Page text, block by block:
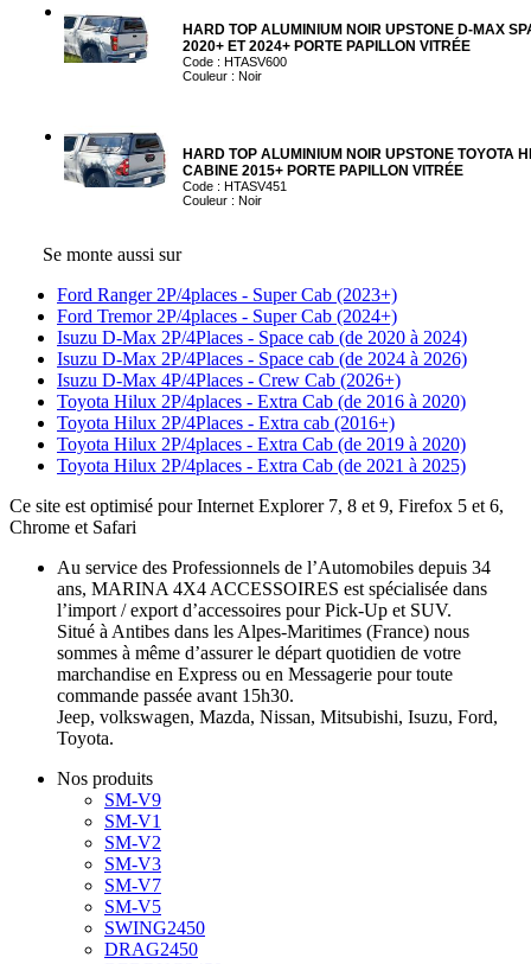
HARD TOP ALUMINIUM NOIR UPSTONE D-MAX
2020+ ET 2024+ PORTE PAPILLON VITRÉE
Code : HTASV600
Couleur : Noir
HARD TOP ALUMINIUM NOIR UPSTONE TOYOTA
CABINE 2015+ PORTE PAPILLON VITRÉE
Code : HTASV451
Couleur : Noir
Se monte aussi sur
Ford Ranger 2P/4places - Super Cab (2023+)
Ford Tremor 2P/4places - Super Cab (2024+)
Isuzu D-Max 2P/4Places - Space cab (de 2020 à 2024)
Isuzu D-Max 2P/4Places - Space cab (de 2024 à 2026)
Isuzu D-Max 4P/4Places - Crew Cab (2026+)
Toyota Hilux 2P/4places - Extra Cab (de 2016 à 2020)
Toyota Hilux 2P/4Places - Extra cab (2016+)
Toyota Hilux 2P/4places - Extra Cab (de 2019 à 2020)
Toyota Hilux 2P/4places - Extra Cab (de 2021 à 2025)
Ce site est optimisé pour Internet Explorer 7, 8 et 9, Firefox 5 et 6,
Chrome et Safari
Au service des Professionnels de l’Automobiles depuis 34
ans, MARINA 4X4 ACCESSOIRES est spécialisée dans
l’import / export d’accessoires pour Pick-Up et SUV.
Situé à Antibes dans les Alpes-Maritimes (France) nous
sommes à même d’assurer le départ quotidien de votre
marchandise en Express ou en Messagerie pour toute
commande passée avant 15h30.
Jeep, volkswagen, Mazda, Nissan, Mitsubishi, Isuzu, Ford,
Toyota.
Nos produits
SM-V9
SM-V1
SM-V2
SM-V3
SM-V7
SM-V5
SWING2450
DRAG2450